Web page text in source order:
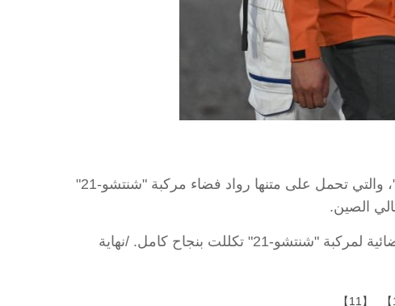
جيوتشيوان 29 مايو 2026 (شينخوا) هبطت اليوم (الجمعة) كبسولة العودة لمركبة الفضاء الصينية "شنتشو-22"، والتي تحمل على متنها رواد فضاء مركبة "شنتشو-21"
الصين.
وذكرت وكالة الفضاء المأهول الصينية أن رواد الفضاء الثلاثة في حالة صحية جيدة، مشيرة إلى أن المهمة الفضائية لمركبة "شنتشو-21" تكللت بنجاح كامل. /نهاية
【11】